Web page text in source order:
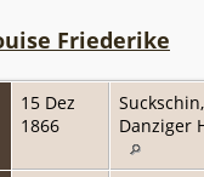
Friederike
15 Dez
1866
Danziger